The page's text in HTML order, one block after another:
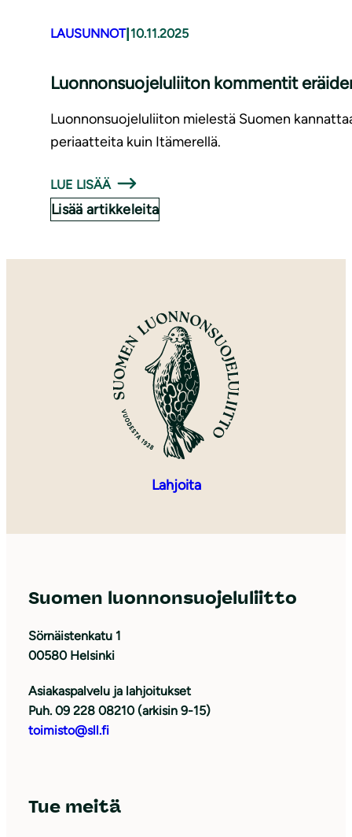
LAUSUNNOT| 10.11.2025
Luonnonsuojeluliiton kommentit
Luonnonsuojeluliiton mielestä Suomen
periaatteita kuin Itämerellä.
LUE LISÄÄ
Lisää artikkeleita
Lahjoita
Suomen luonnonsuojeluliitto
Sörnäistenkatu 1
00580 Helsinki
Asiakaspalvelu ja lahjoitukset
Puh. 09 228 08210 (arkisin 9-15)
toimisto@sll.fi
Tue meitä